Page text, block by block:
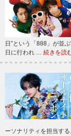
日”という「888」が並
日に行われ … 続きを読
ーソナリティを担当す